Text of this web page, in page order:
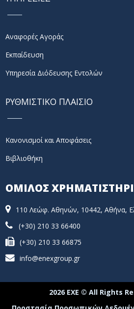
Αναφορές Αγοράς
Εκπαίδευση
Υπηρεσία Διόδευσης Εντολών
ΡΥΘΜΙΣΤΙΚΟ ΠΛΑΙΣΙΟ
Κανονισμοί και Αποφάσεις
Βιβλιοθήκη
ΟΜΙΛΟΣ
110 Λεώφ. Αθηνών, 10442, Αθήνα,
(+30) 210 33 66400
(+30) 210 33 66875
info@enexgroup.gr
2026 ΕΧΕ © All Rights